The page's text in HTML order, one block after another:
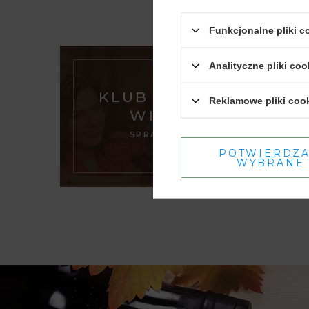
KLUB DOMU
WINA
SPRAWDŹ
Funkcjonalne pliki
Analityczne pliki
Reklamowe pliki
WYBRANE